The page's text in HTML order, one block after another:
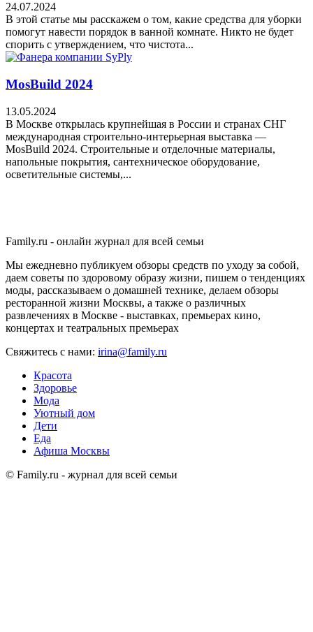
24.07.2024
В этой статье мы расскажем о том, какие средства для уборки
помогут навести порядок в ванной комнате. Никто не будет
спорить с утверждением, что чистота...
MosBuild 2024
13.05.2024
В Москве открылась крупнейшая в России и странах СНГ
международная строительно-интерьерная выставка —
MosBuild 2024. Строительные и отделочные материалы,
напольные покрытия, сантехническое оборудование,
осветительные системы,...
Family.ru - онлайн журнал для всей семьи
Мы ежедневно публикуем обзоры средств по уходу за собой,
даем советы по здоровому образу жизни, пишем о тенденциях
моды, рассказываем о домашней технике, делаем обзоры
ресторанной жизни Москвы, а также о различных
развлечениях в Москве - выставках, премьерах кино,
концертах и театральных премьерах
Свяжитесь с нами: irina@family.ru
Красота
Здоровье
Мода
Уютный дом
Дети
Еда
Афиша Москвы
© Family.ru - журнал для всей семьи